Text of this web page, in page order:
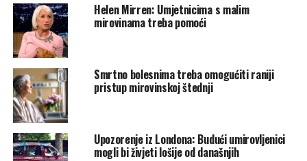
Helen Mirren: Umjetnicima s malim
mirovinama treba pomoći
Smrtno bolesnima treba omogućiti raniji
pristup mirovinskoj štednji
Upozorenje iz Londona: Budući umirovljenici
mogli bi živjeti lošije od današnjih